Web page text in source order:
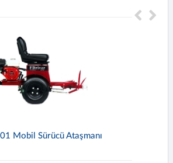
Mobil Sürücü Ataşmanı